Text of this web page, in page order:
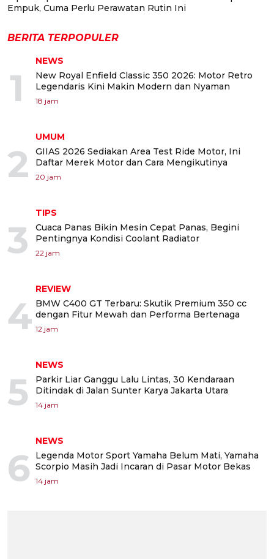
Empuk, Cuma Perlu Perawatan Rutin Ini
BERITA TERPOPULER
1
NEWS
New Royal Enfield Classic 350 2026: Motor Retro
Legendaris Kini Makin Modern dan Nyaman
18 jam
2
UMUM
GIIAS 2026 Sediakan Area Test Ride Motor, Ini
Daftar Merek Motor dan Cara Mengikutinya
20 jam
3
TIPS
Cuaca Panas Bikin Mesin Cepat Panas, Begini
Pentingnya Kondisi Coolant Radiator
22 jam
4
REVIEW
BMW C400 GT Terbaru: Skutik Premium 350 cc
dengan Fitur Mewah dan Performa Bertenaga
12 jam
5
NEWS
Parkir Liar Ganggu Lalu Lintas, 30 Kendaraan
Ditindak di Jalan Sunter Karya Jakarta Utara
14 jam
6
NEWS
Legenda Motor Sport Yamaha Belum Mati, Yamaha
Scorpio Masih Jadi Incaran di Pasar Motor Bekas
14 jam